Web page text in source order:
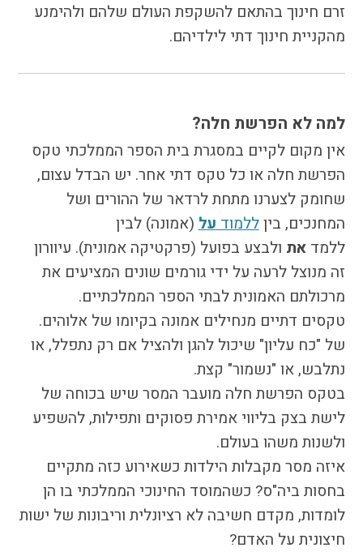
זרם חינוך בהתאם להשקפת העולם שלהם ולהימנע
מהקניית חינוך דתי לילדיהם.
למה לא הפרשת חלה?
אין מקום לקיים במסגרת בית הספר הממלכתי טקס
הפרשת חלה או כל טקס דתי אחר. יש הבדל עצום,
שחומק לצערנו מתחת לרדאר של ההורים ושל
המחנכים, ביןללמודעל(אמונה) לבין
ללמדאת ולבצע בפועל (פרקטיקה אמונית). עיוורון
זה מנוצל לרעה על ידי גורמים שונים המציעים את
מרכולתם האמונית לבתי הספר הממלכתיים.
טקסים דתיים מנחילים אמונה בקיומו של אלוהים.
של "כח עליון" שיכול להגן ולהציל אם רק נתפלל, או
נתלבש, או "נשמור" קצת.
בטקס הפרשת חלה מועבר המסר שיש בכוחה של
לישת בצק בליווי אמירת פסוקים ותפילות, להשפיע
ולשנות משהו בעולם.
איזה מסר מקבלות הילדות כשאירוע כזה מתקיים
בחסות ביה"ס? כשהמוסד החינוכי הממלכתי בו הן
לומדות, מקדם חשיבה לא רציונלית וריבונות של ישות
חיצונית על האדם?